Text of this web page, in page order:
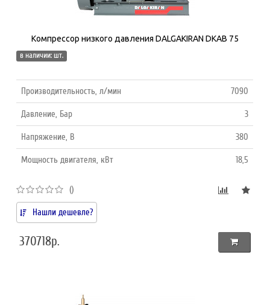
Компрессор низкого давления DALGAKIRAN DKAB 75
в наличии: шт.
Производительность, л/мин 7090
Давление, Бар 3
Напряжение, В 380
Мощность двигателя, кВт 18,5
()
Нашли дешевле?
370718р.